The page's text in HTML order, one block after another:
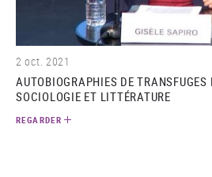
2 oct. 2021
AUTOBIOGRAPHIES DE TRANSFUGES
SOCIOLOGIE ET LITTÉRATURE
REGARDER